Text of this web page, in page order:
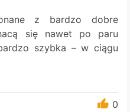
z bardzo dobre
się nawet po paru
szybka – w ciągu
0